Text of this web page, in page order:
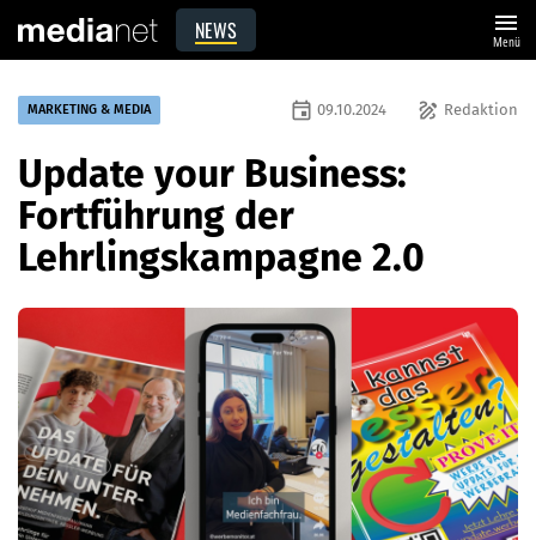
NEWS menu
Menü
MARKETING & MEDIA draw Redaktion
event 09.10.2024
Update your Business:
Fortführung der
Lehrlingskampagne 2.0